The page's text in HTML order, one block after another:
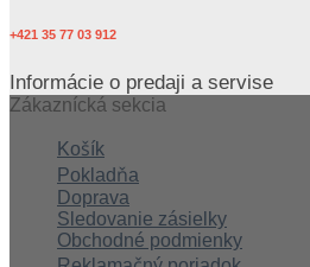
+421 35 77 03 912
Informácie o predaji a servise
Zákaznícká sekcia
Košík
Pokladňa
Doprava
Sledovanie zásielky
Obchodné podmienky